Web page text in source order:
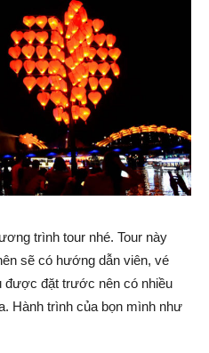
trình tour nhé. Tour này
sẽ có hướng dẫn viên, vé
được đặt trước nên có nhiều
Hành trình của bọn mình như